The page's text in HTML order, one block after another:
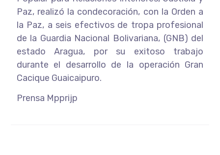
Paz, realizó la condecoración, con la Orden a
la Paz, a seis efectivos de tropa profesional
de la Guardia Nacional Bolivariana, (GNB) del
estado Aragua, por su exitoso trabajo
durante el desarrollo de la operación Gran
Cacique Guaicaipuro.
Prensa Mpprijp